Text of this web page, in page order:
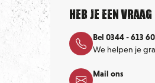
Heb je een
Bel 0344 - 613
We helpen je
Mail ons